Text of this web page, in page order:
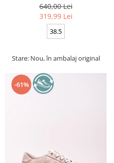
640,00 Lei
319,99 Lei
38.5
Stare: Nou, în ambalaj original
-61%